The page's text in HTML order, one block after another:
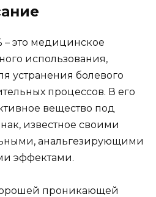
– это медицинское
использования,
устранения болевого
процессов. В его
вещество под
известное своими
анальгезирующими
эффектами.
проникающей